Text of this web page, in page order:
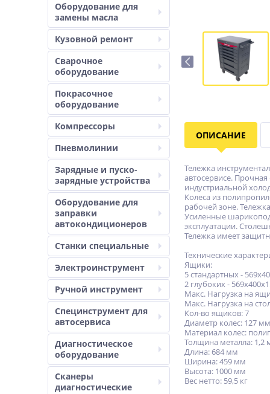
Оборудование для
замены масла
Кузовной ремонт
Сварочное
оборудование
Покрасочное
оборудование
Компрессоры
Пневмолинии
Зарядные и пуско-
зарядные устройства
Оборудование для
заправки
автокондиционеров
Станки специальные
Электроинструмент
Ручной инструмент
Специнструмент для
автосервиса
Диагностическое
оборудование
Сканеры
диагностические
ОПИСАНИЕ
Тележка
автосервисе.
индустриальной
Колеса из
рабочей зоне.
Усиленные
эксплуатации.
Тележка имеет
Технические
Ящики:
5 стандартных -
2 глубоких -
Макс. Нагрузка на
Макс. Нагрузка на
Кол-во ящиков: 7
Диаметр колес: 127 мм
Материал колес:
Толщина металла: 1,2
Длина: 684 мм
Ширина: 459 мм
Высота: 1000 мм
Вес нетто: 59,5 кг